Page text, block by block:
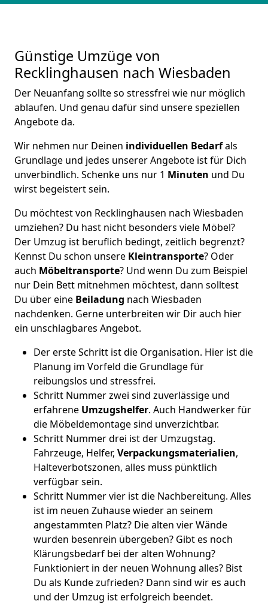
Günstige Umzüge von
Recklinghausen nach Wiesbaden
Der Neuanfang sollte so stressfrei wie nur möglich
ablaufen. Und genau dafür sind unsere speziellen
Angebote da.
Wir nehmen nur Deinen individuellen Bedarfals
Grundlage und jedes unserer Angebote ist für Dich
unverbindlich. Schenke uns nur 1 Minuten und Du
wirst begeistert sein.
Du möchtest von Recklinghausen nach Wiesbaden
umziehen? Du hast nicht besonders viele Möbel?
Der Umzug ist beruflich bedingt, zeitlich begrenzt?
Kennst Du schon unsere Kleintransporte? Oder
auch Möbeltransporte? Und wenn Du zum Beispiel
nur Dein Bett mitnehmen möchtest, dann solltest
Du über eine Beiladung nach Wiesbaden
nachdenken. Gerne unterbreiten wir Dir auch hier
ein unschlagbares Angebot.
Der erste Schritt ist die Organisation. Hier ist die
Planung im Vorfeld die Grundlage für
reibungslos und stressfrei.
Schritt Nummer zwei sind zuverlässige und
erfahrene Umzugshelfer. Auch Handwerker für
die Möbeldemontage sind unverzichtbar.
Schritt Nummer drei ist der Umzugstag.
Fahrzeuge, Helfer, Verpackungsmaterialien,
Halteverbotszonen, alles muss pünktlich
verfügbar sein.
Schritt Nummer vier ist die Nachbereitung. Alles
ist im neuen Zuhause wieder an seinem
angestammten Platz? Die alten vier Wände
wurden besenrein übergeben? Gibt es noch
Klärungsbedarf bei der alten Wohnung?
Funktioniert in der neuen Wohnung alles? Bist
Du als Kunde zufrieden? Dann sind wir es auch
und der Umzug ist erfolgreich beendet.